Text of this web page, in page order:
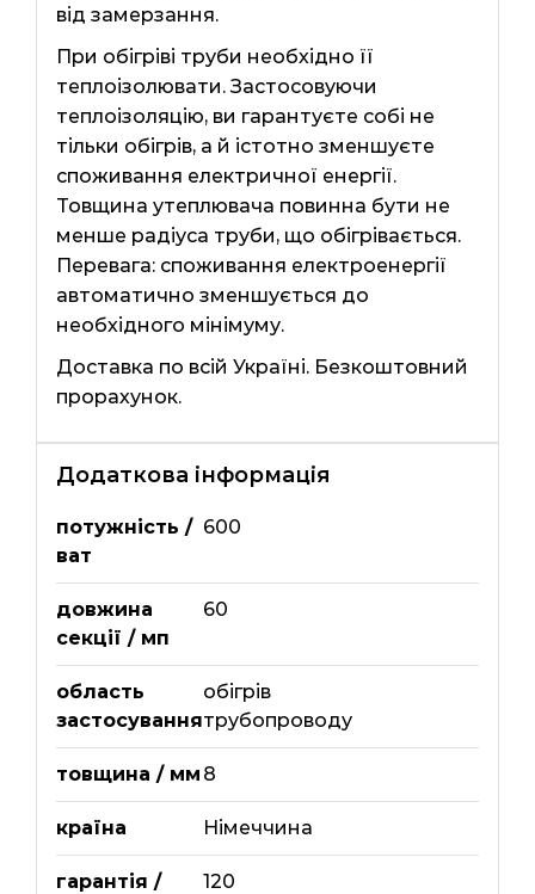
від замерзання.
При обігріві труби необхідно її
теплоізолювати. Застосовуючи
теплоізоляцію, ви гарантуєте собі не
тільки обігрів, а й істотно зменшуєте
споживання електричної енергії.
Товщина утеплювача повинна бути не
менше радіуса труби, що обігрівається.
Перевага: споживання електроенергії
автоматично зменшується до
необхідного мінімуму.
Доставка по всій Україні. Безкоштовний
прорахунок.
Додаткова інформація
потужність /
ват
600
довжина
секції / мп
60
область
застосування
обігрів
трубопроводу
товщина / мм 8
країна Німеччина
гарантія /
120